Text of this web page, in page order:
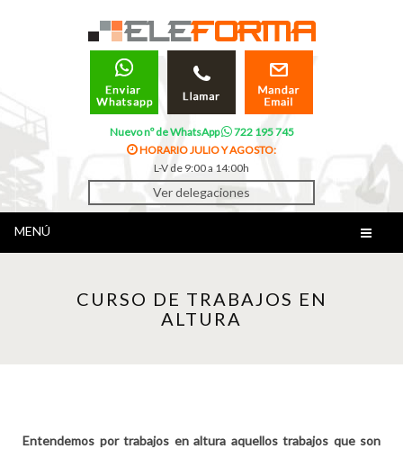
Nuevo nº de WhatsApp
722 195 745
HORARIO JULIO Y AGOSTO:
L-V de 9:00 a 14:00h
Ver delegaciones
MENÚ
CURSO DE TRABAJOS EN
ALTURA
Entendemos por trabajos en altura aquellos trabajos que son